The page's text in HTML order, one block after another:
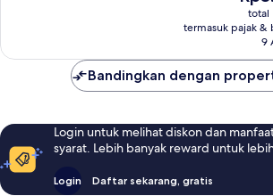
total
termasuk pajak &
9
Bandingkan dengan
Login untuk melihat diskon dan
syarat. Lebih banyak reward untuk
Login Daftar sekarang, gratis